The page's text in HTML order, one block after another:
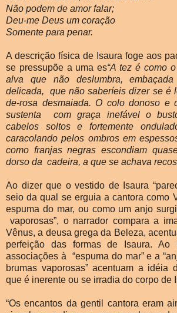
Não podem de amor falar;
Deu-me Deus um coração
Somente para penar.
A descrição física de Isaura foge aos
se pressupõe a uma es“A tez é como
alva que não deslumbra,
delicada,
que não saberíeis dizer se é
de-rosa desmaiada. O colo donoso e
sustenta com graça inefável o
cabelos soltos e fortemente
caracolandopelos ombros em
como franjas negras escondiam
dorso da cadeira, a que se achava
Ao dizer que o vestido de Isaura
seio da qual se erguia a cantora como
espuma do mar, ou como um anjo
vaporosas”, o narrador compara a
Vênus, a deusa grega da Beleza,
perfeição das formas de Isaura. Ao
associações à
“espuma do mar” e a
brumas vaporosas” acentuam a idéia
que é inerente ou se irradia do corpo de
“Os encantos da gentil cantora eram